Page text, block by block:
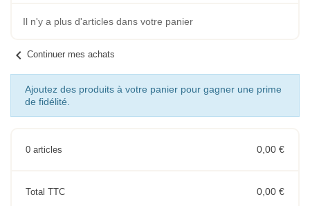
Il n'y a plus d'articles dans votre panier
chevron_left Continuer mes achats
Ajoutez des produits à votre panier pour gagner une prime
de fidélité.
0 articles 0,00 €
Total TTC 0,00 €